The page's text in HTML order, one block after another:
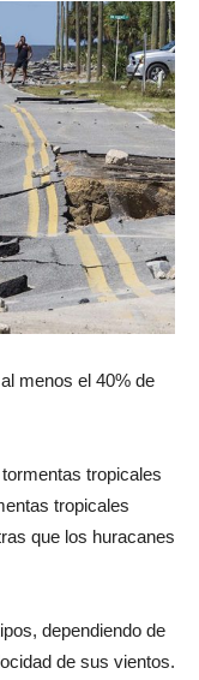
menos el 40% de
tropicales
tropicales
que los huracanes
dependiendo de
de sus vientos.